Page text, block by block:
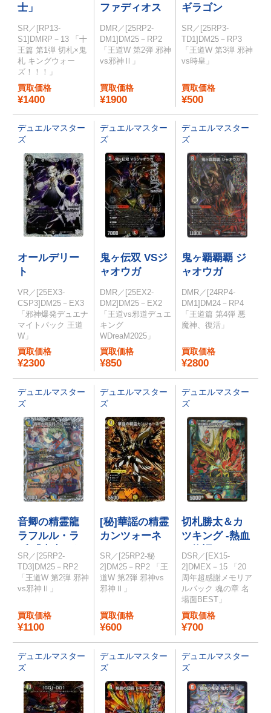
士」
SR／[RP13-
S1]DMRP－13 「十
王篇 第1弾 切札×鬼
札 キングウォー
ズ！！！」
買取価格
¥1400
ファディオス
DMR／[25RP2-
DM1]DM25－RP2
「王道W 第2弾 邪神
vs邪神Ⅱ」
買取価格
¥1900
ギラゴン
SR／[25RP3-
TD1]DM25－RP3
「王道W 第3弾 邪神
vs時皇」
買取価格
¥500
デュエルマスター
ズ
オールデリー
ト
VR／[25EX3-
CSP3]DM25－EX3
「邪神爆発デュエナ
マイトパック 王道
W」
買取価格
¥2300
デュエルマスター
ズ
鬼ヶ伝双 VSジ
ャオウガ
DMR／[25EX2-
DM2]DM25－EX2
「王道vs邪道デュエ
キング
WDreaM2025」
買取価格
¥850
デュエルマスター
ズ
鬼ヶ覇覇覇 ジ
ャオウガ
DMR／[24RP4-
DM1]DM24－RP4
「王道篇 第4弾 悪
魔神、復活」
買取価格
¥2800
デュエルマスター
ズ
音卿の精霊龍
ラフルル・ラ
来る、だから
ミラクル」
SR／[25RP2-
TD3]DM25－RP2
「王道W 第2弾 邪神
vs邪神Ⅱ」
買取価格
¥1100
デュエルマスター
ズ
[秘]華謡の精霊
カンツォーネ
SR／[25RP2-秘
2]DM25－RP2 「王
道W 第2弾 邪神vs
邪神Ⅱ」
買取価格
¥600
デュエルマスター
ズ
切札勝太＆カ
ツキング -熱血
DSR／[EX15-
2]DMEX－15 「20
周年超感謝メモリア
ルパック 魂の章 名
場面BEST」
買取価格
¥700
デュエルマスター
ズ
デュエルマスター
ズ
デュエルマスター
ズ